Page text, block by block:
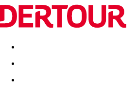
Destinatii Vacanta perfecta